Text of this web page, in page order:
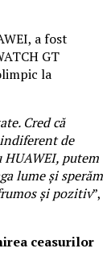
a fost
GT
la
Cred că
de
putem
lume și sperăm
și pozitiv”,
ceasurilor